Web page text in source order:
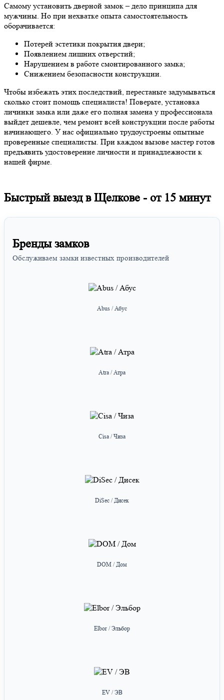
Самому установить дверной замок – дело принципа для
мужчины. Но при нехватке опыта самостоятельность
оборачивается:
Потерей эстетики покрытия двери;
Появлением лишних отверстий;
Нарушением в работе смонтированного замка;
Снижением безопасности конструкции.
Чтобы избежать этих последствий, перестаньте задумываться
сколько стоит помощь специалиста! Поверьте, установка
личинки замка или даже его полная замена у профессионала
выйдет дешевле, чем ремонт всей конструкции после работы
начинающего. У нас официально трудоустроены опытные
проверенные специалисты. При каждом вызове мастер готов
предъявить удостоверение личности и принадлежности к
нашей фирме.
Быстрый выезд в Щелкове - от 15 минут
Бренды замков
Обслуживаем замки известных производителей
Abus / Абус
Atra / Атра
Cisa / Чиза
DiSec / Дисек
DOM / Дом
Elbor / Эльбор
EV / ЭВ